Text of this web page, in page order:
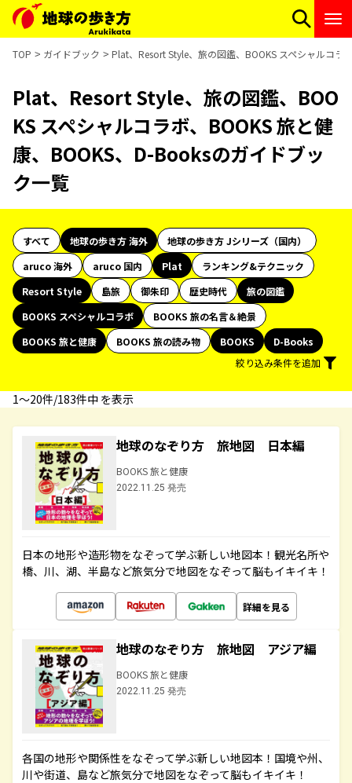
TOP ガイドブック Plat、Resort Style、旅の図鑑、BOOKS スペシャルコラ
Plat、Resort Style、旅の図鑑、BOO
KS スペシャルコラボ、BOOKS 旅と健
康、BOOKS、D-Booksのガイドブッ
ク一覧
すべて 地球の歩き方 海外
地球の歩き方 Jシリーズ（国内）
aruco 海外
aruco 国内 Plat
ランキング&テクニック
Resort Style
島旅 御朱印 歴史時代
旅の図鑑
BOOKS スペシャルコラボ
BOOKS 旅の名言＆絶景
BOOKS 旅と健康
BOOKS 旅の読み物 BOOKS
D-Books
絞り込み条件を追加
1〜20件/183件中 を表示
地球のなぞり方 旅地図 日本編
BOOKS 旅と健康
2022.11.25 発売
日本の地形や造形物をなぞって学ぶ新しい地図本！観光名所や
橋、川、湖、半島など旅気分で地図をなぞって脳もイキイキ！
詳細を見る
地球のなぞり方 旅地図 アジア編
BOOKS 旅と健康
2022.11.25 発売
各国の地形や関係性をなぞって学ぶ新しい地図本！国境や州、
川や街道、島など旅気分で地図をなぞって脳もイキイキ！